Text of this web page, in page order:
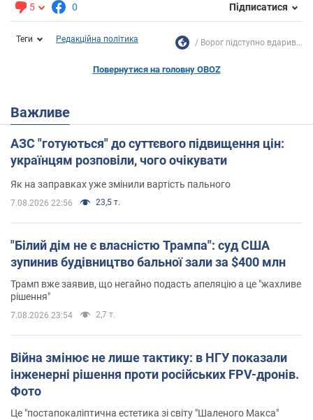
5 0 Підписатися
Теги Редакційна політика Ворог підступно вдарив...
Повернутися на головну OBOZ
Важливе
АЗС "готуються" до суттєвого підвищення цін:
українцям розповіли, чого очікувати
Як на заправках уже змінили вартість пального
7.08.2026 22:56 23,5 т.
"Білий дім не є власністю Трампа": суд США
зупинив будівництво бальної зали за $400 млн
Трамп вже заявив, що негайно подасть апеляцію а це "жахливе
рішення"
7.08.2026 23:54 2,7 т.
Війна змінює не лише тактику: в НГУ показали
інженерні рішення проти російських FPV-дронів.
Фото
Це "постапокаліптична естетика зі світу "Шаленого Макса"